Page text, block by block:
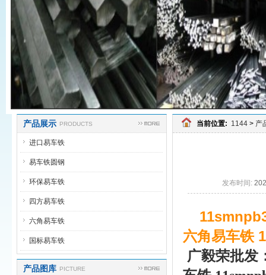
产品展示 PRODUCTS
进口易车铁
易车铁圆钢
环保易车铁
四方易车铁
六角易车铁
国标易车铁
产品图库 PICTURE
当前位置: 1144 > 产
发布时间:
六角易车铁
广毅荣批发